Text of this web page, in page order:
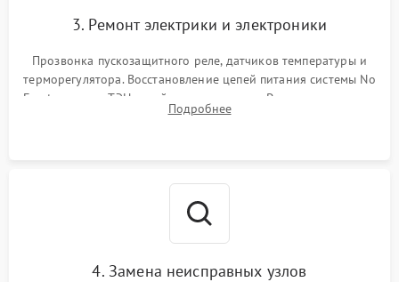
3. Ремонт электрики и электроники
Прозвонка пускозащитного реле, датчиков температуры и
терморегулятора. Восстановление цепей питания системы No
Frost, включая ТЭН оттайки и вентилятор. Ремонт или замена
платы управления при сбоях алгоритмов.
Подробнее
4. Замена неисправных узлов